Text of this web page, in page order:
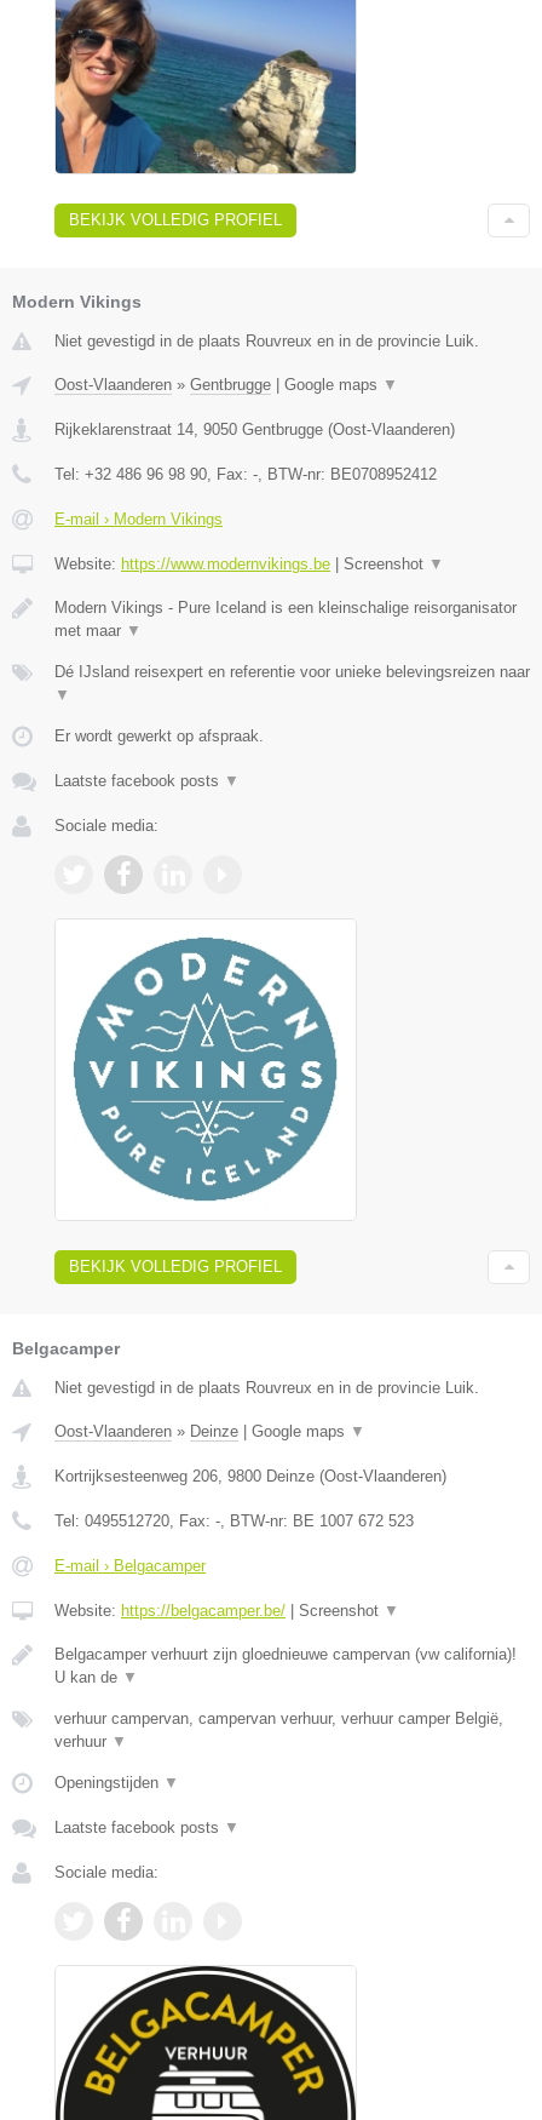
BEKIJK VOLLEDIG PROFIEL
Modern Vikings
Niet gevestigd in de plaats Rouvreux en in de provincie Luik.
Oost-Vlaanderen » Gentbrugge Google maps ▼
Rijkeklarenstraat 14, 9050 Gentbrugge (Oost-Vlaanderen)
Tel: +32 486 96 98 90, Fax: -, BTW-nr: BE0708952412
E-mail › Modern Vikings
Website: https://www.modernvikings.be Screenshot ▼
Modern Vikings - Pure Iceland is een kleinschalige reisorganisator
met maar ▼
Dé IJsland reisexpert en referentie voor unieke belevingsreizen naar
▼
Er wordt gewerkt op afspraak.
Laatste facebook posts ▼
Sociale media:
BEKIJK VOLLEDIG PROFIEL
Belgacamper
Niet gevestigd in de plaats Rouvreux en in de provincie Luik.
Oost-Vlaanderen » Deinze Google maps ▼
Kortrijksesteenweg 206, 9800 Deinze (Oost-Vlaanderen)
Tel: 0495512720, Fax: -, BTW-nr: BE 1007 672 523
E-mail › Belgacamper
Website: https://belgacamper.be/ Screenshot ▼
Belgacamper verhuurt zijn gloednieuwe campervan (vw california)!
U kan de ▼
verhuur campervan, campervan verhuur, verhuur camper België,
verhuur ▼
Openingstijden ▼
Laatste facebook posts ▼
Sociale media: